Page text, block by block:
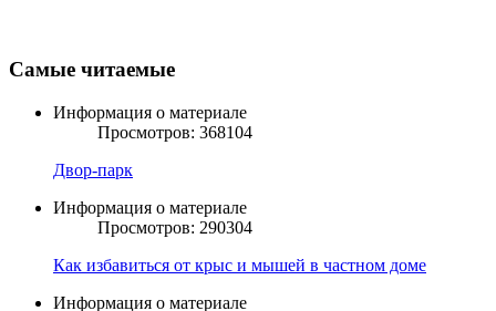
Самые читаемые
Информация о материале
Просмотров: 368104
Двор-парк
Информация о материале
Просмотров: 290304
Как избавиться от крыс и мышей в частном доме
Информация о материале